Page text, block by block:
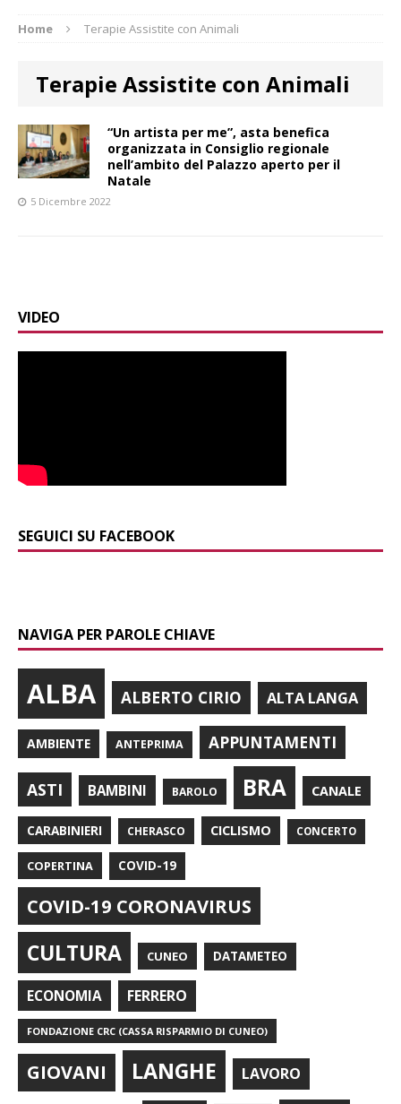
Home Terapie Assistite con Animali
Terapie Assistite con Animali
“Un artista per me”, asta benefica
organizzata in Consiglio regionale
nell’ambito del Palazzo aperto per il
Natale
5 Dicembre 2022
VIDEO
SEGUICI SU FACEBOOK
NAVIGA PER PAROLE CHIAVE
ALBA ALBERTO CIRIO ALTA LANGA
AMBIENTE ANTEPRIMA APPUNTAMENTI
ASTI BAMBINI BAROLO BRA CANALE
CARABINIERI CHERASCO CICLISMO CONCERTO
COPERTINA COVID-19
COVID-19 CORONAVIRUS
CULTURA CUNEO DATAMETEO
ECONOMIA FERRERO
FONDAZIONE CRC (CASSA RISPARMIO DI CUNEO)
GIOVANI LANGHE LAVORO